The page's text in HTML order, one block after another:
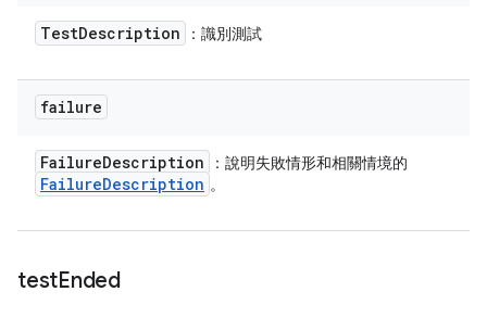
TestDescription ：識別測試
failure
FailureDescription ：說明失敗情形和相關情境的
FailureDescription 。
testEnded